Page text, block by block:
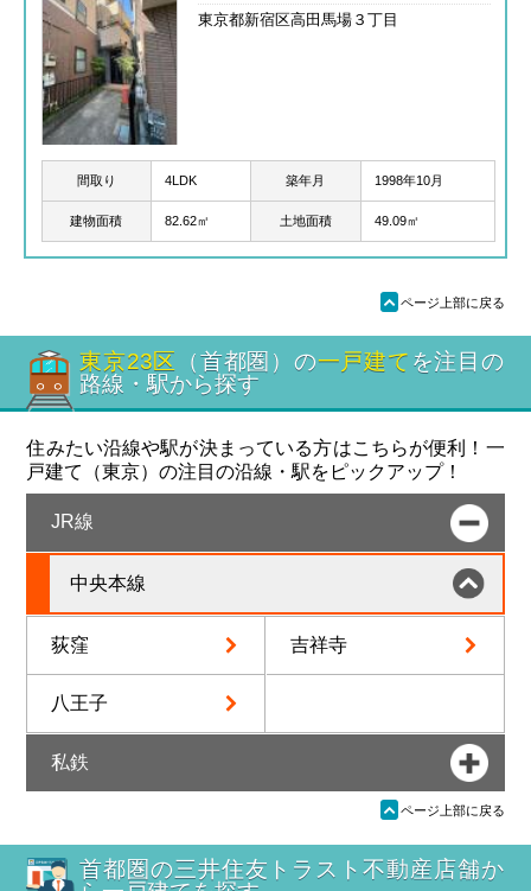
東京都新宿区高田馬場３丁目
間取り 4LDK 築年月 1998年10月
建物面積 82.62㎡ 土地面積 49.09㎡
ü ページ上部に戻る
東京23区 （首都圏）の一戸建て を注目の
路線・駅から探す
住みたい沿線や駅が決まっている方はこちらが便利！一
戸建て（東京）の注目の沿線・駅をピックアップ！
JR線
中央本線
荻窪 吉祥寺
八王子
私鉄
ü ページ上部に戻る
首都圏の三井住友トラスト不動産店舗か